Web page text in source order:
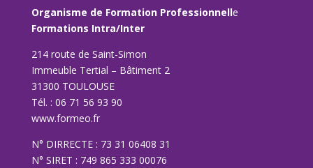
Organisme de Formation Professionnelle
Formations Intra/Inter
214 route de Saint-Simon
Immeuble Tertial – Bâtiment 2
31300 TOULOUSE
Tél. : 06 71 56 93 90
www.formeo.fr
N° DIRRECTE : 73 31 06408 31
N° SIRET : 749 865 333 00076